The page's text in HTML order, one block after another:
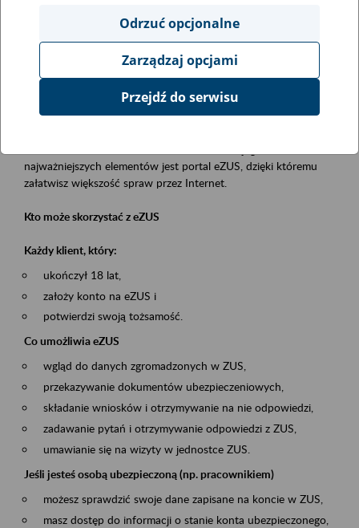
Obszar merytoryczny
obsługa klientów
Opis wydarzenia
Platforma Usług Elektronicznych eZUS
najważniejszych elementów jest portal eZUS, dzięki któremu
załatwisz większość spraw przez Internet.
Kto może skorzystać z eZUS
Każdy klient, który:
ukończył 18 lat,
założy konto na eZUS i
potwierdzi swoją tożsamość.
Co umożliwia eZUS
wgląd do danych zgromadzonych w ZUS,
przekazywanie dokumentów ubezpieczeniowych,
składanie wniosków i otrzymywanie na nie odpowiedzi,
zadawanie pytań i otrzymywanie odpowiedzi z ZUS,
umawianie się na wizyty w jednostce ZUS.
Jeśli jesteś osobą ubezpieczoną (np. pracownikiem)
możesz sprawdzić swoje dane zapisane na koncie w ZUS,
masz dostęp do informacji o stanie konta ubezpieczonego,
Odrzuć opcjonalne
Zarządzaj opcjami
Przejdź do serwisu